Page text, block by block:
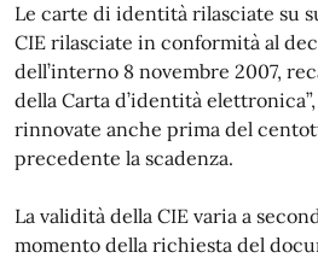
Le carte di identità rilasciate su
CIE rilasciate in conformità al
dell’interno 8 novembre 2007,
della Carta d’identità
rinnovate anche prima del
precedente la scadenza.
La validità della CIE varia a
momento della richiesta del